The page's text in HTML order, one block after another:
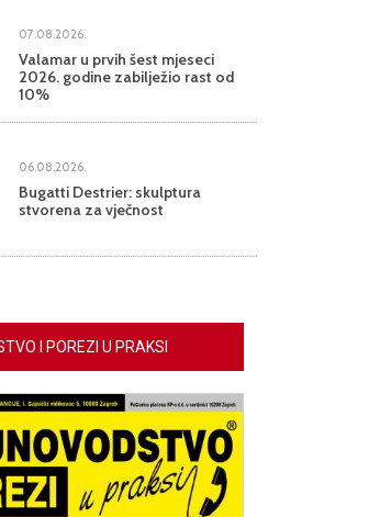
07.08.2026.
Valamar u prvih šest mjeseci
2026. godine zabilježio rast od
10%
06.08.2026.
Bugatti Destrier: skulptura
stvorena za vječnost
I POREZI U PRAKSI